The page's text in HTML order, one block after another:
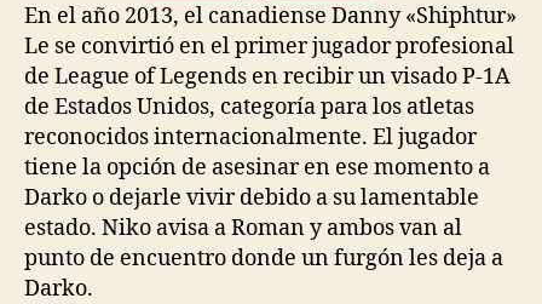
En el año 2013, el canadiense Danny «Shiphtur»
Le se convirtió en el primer jugador profesional
de League of Legends en recibir un visado P-1A
de Estados Unidos, categoría para los atletas
reconocidos internacionalmente. El jugador
tiene la opción de asesinar en ese momento a
Darko o dejarle vivir debido a su lamentable
estado. Niko avisa a Roman y ambos van al
punto de encuentro donde un furgón les deja a
Darko.